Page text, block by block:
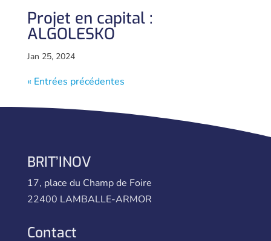
Projet en capital :
ALGOLESKO
Jan 25, 2024
« Entrées précédentes
BRIT’INOV
17, place du Champ de Foire
22400 LAMBALLE-ARMOR
Contact